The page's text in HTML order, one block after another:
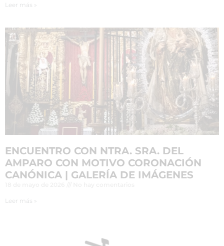
Leer más »
ENCUENTRO CON NTRA. SRA. DEL
AMPARO CON MOTIVO CORONACIÓN
CANÓNICA | GALERÍA DE IMÁGENES
Leer más »